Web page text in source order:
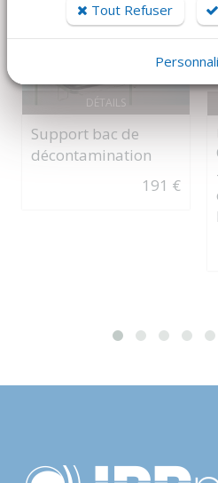
DÉTAILS
Support bac de
décontamination
191 €
Tout Refuser